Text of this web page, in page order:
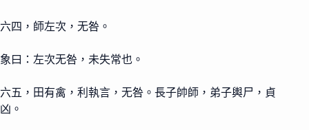
六四，師左次，无咎。
象曰：左次无咎，未失常也。
六五，田有禽，利執言，无咎。長子帥師，弟子輿尸，貞
凶。